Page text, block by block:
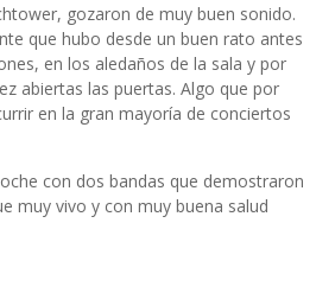
gozaron de muy buen sonido.
que hubo desde un buen rato antes
en los aledaños de la sala y por
abiertas las puertas. Algo que por
en la gran mayoría de conciertos
con dos bandas que demostraron
muy vivo y con muy buena salud